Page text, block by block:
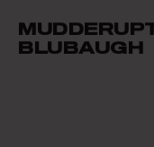
BLUBAUGH